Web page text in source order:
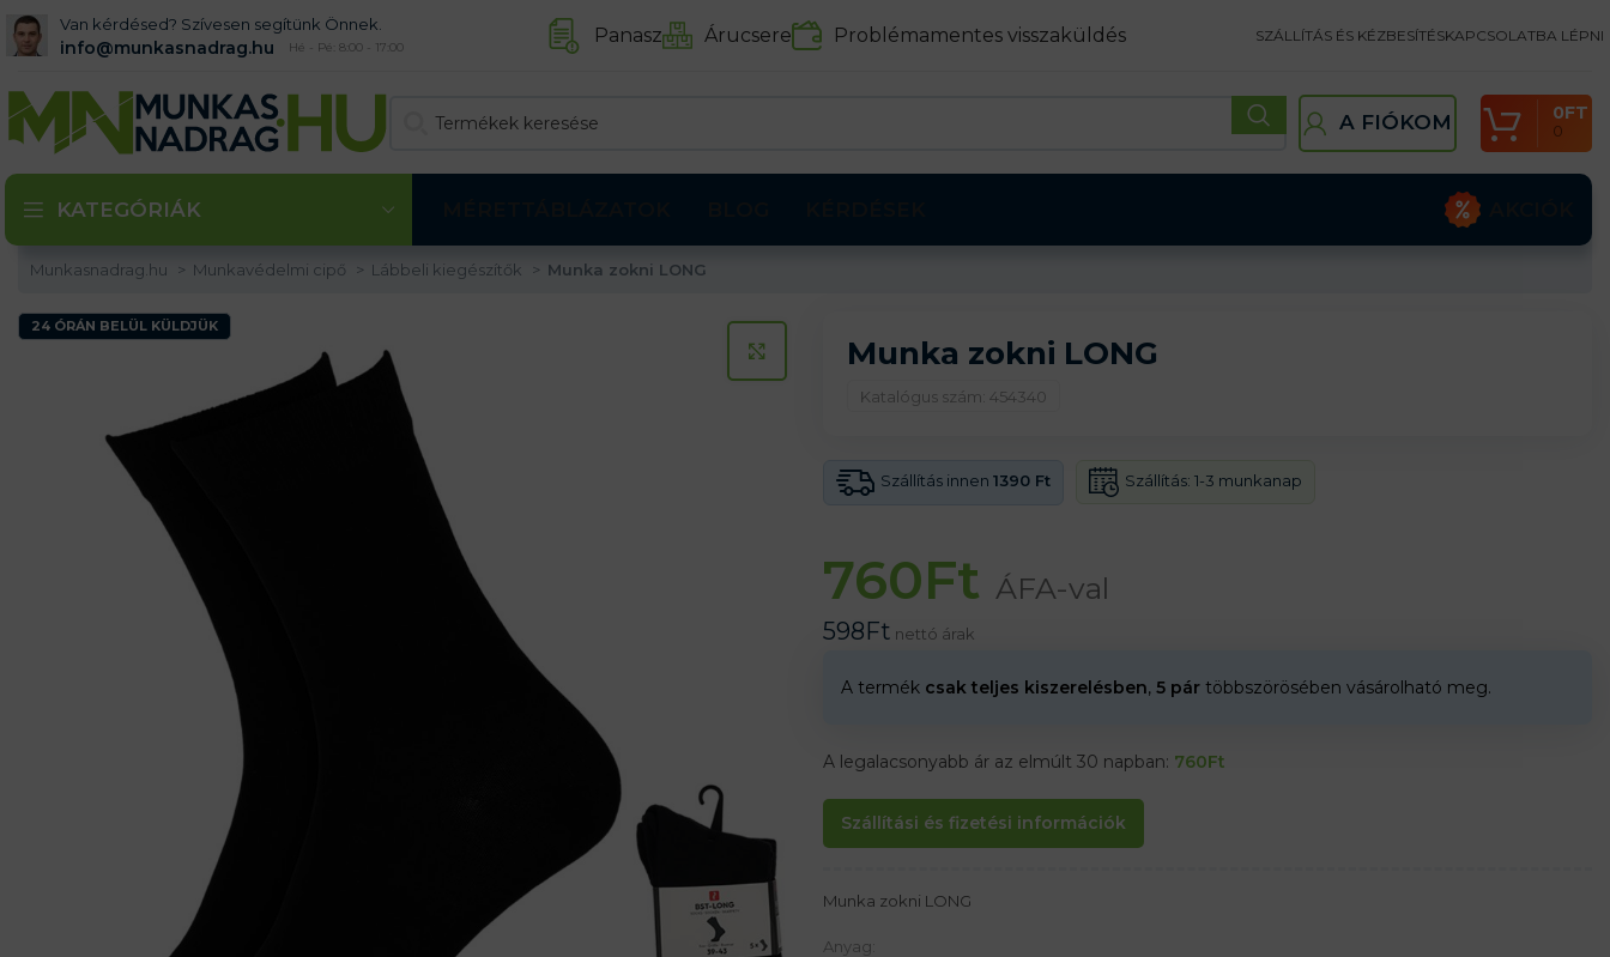
Van kérdésed? Szívesen segítünk Önnek.
info@munkasnadrag.hu Hé - Pé: 8:00 - 17:00 Panasz Árucsere Problémamentes visszaküldés SZÁLLÍTÁS ÉS KÉZBESÍTÉSKAPCSOLATBA LÉPNI
A FIÓKOM 0
0FT
KATEGÓRIÁK
Munkasnadrag.hu Munkavédelmi cipő Lábbeli kiegészítők Munka zokni LONG
24 ÓRÁN BELÜL KÜLDJÜK
KATTINTS A KINAGYÍTÁSHOZ
Munka zokni LONG
Katalógus szám: 454340
Szállítás innen 1390 Ft Szállítás: 1-3 munkanap
760Ft ÁFA-val
598Ft nettó árak
A termék csak teljes kiszerelésben, 5 pár többszörösében vásárolható meg.
A legalacsonyabb ár az elmúlt 30 napban: 760Ft
Szállítási és fizetési információk
Munka zokni LONG
Anyag: